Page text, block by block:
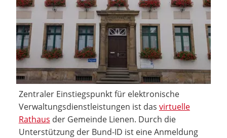
Zentraler Einstiegspunkt für elektronische
Verwaltungsdienstleistungen ist das virtuelle
Rathaus der Gemeinde Lienen. Durch die
Unterstützung der Bund-ID ist eine Anmeldung